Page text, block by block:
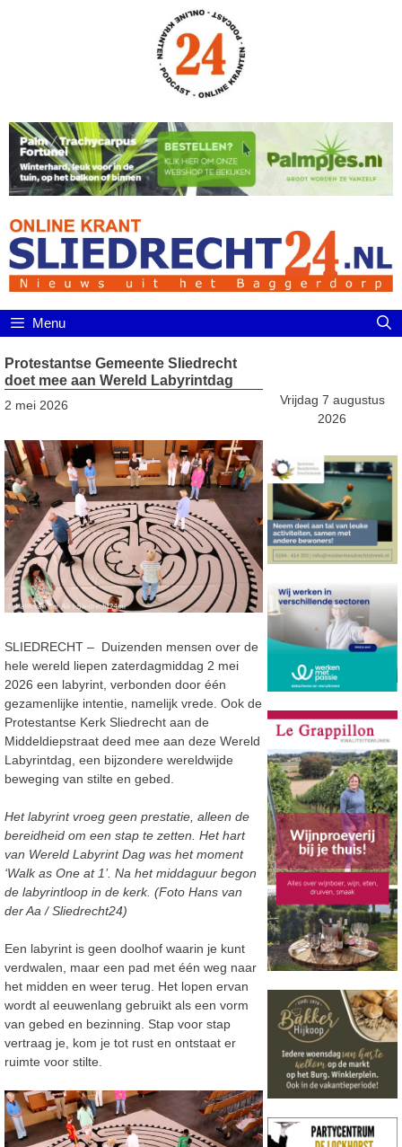
Menu
Protestantse Gemeente Sliedrecht
doet mee aan Wereld Labyrintdag
2 mei 2026
SLIEDRECHT – Duizenden mensen over de
hele wereld liepen zaterdagmiddag 2 mei
2026 een labyrint, verbonden door één
gezamenlijke intentie, namelijk vrede. Ook de
Protestantse Kerk Sliedrecht aan de
Middeldiepstraat deed mee aan deze Wereld
Labyrintdag, een bijzondere wereldwijde
beweging van stilte en gebed.
Het labyrint vroeg geen prestatie, alleen de
bereidheid om een stap te zetten. Het hart
van Wereld Labyrint Dag was het moment
‘Walk as One at 1’. Na het middaguur begon
de labyrintloop in de kerk. (Foto Hans van
der Aa / Sliedrecht24)
Een labyrint is geen doolhof waarin je kunt
verdwalen, maar een pad met één weg naar
het midden en weer terug. Het lopen ervan
wordt al eeuwenlang gebruikt als een vorm
van gebed en bezinning. Stap voor stap
vertraag je, kom je tot rust en ontstaat er
ruimte voor stilte.
Vrijdag 7 augustus
2026